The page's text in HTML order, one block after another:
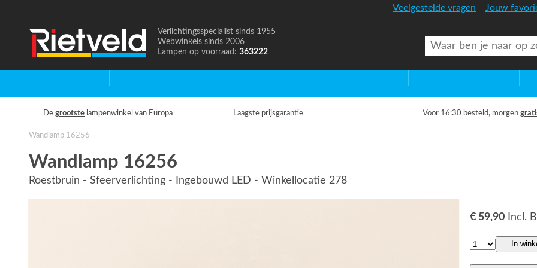
Veelgestelde vragen Jouw
Naar
de
Verlichtingsspecialist sinds 1955
Webwinkels sinds 2006
Lampen op voorraad: 363222
De grootste lampenwinkel van Europa Laagste prijsgarantie Voor 16:30 besteld, morgen
Wandlamp 16256
Wandlamp 16256
Roestbruin - Sfeerverlichting - Ingebouwd LED - Winkellocatie 278
€ 59,90 Incl.
In